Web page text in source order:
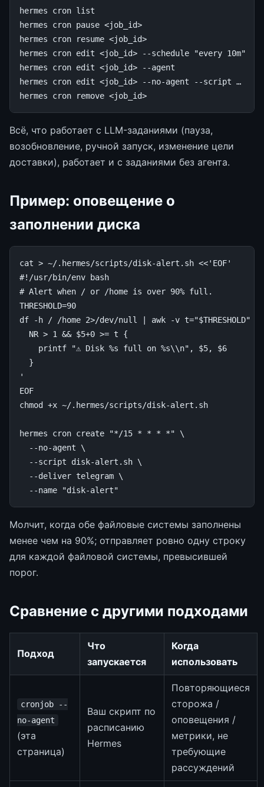
hermes cron list
hermes
cron pause <job_id>
hermes
cron resume <job_id>
hermes
cron edit <job_id> --schedule
"every 10m"
hermes
cron edit <job_id>
--agent
hermes
cron edit <job_id> --no-agent --script …
hermes
cron remove <job_id>
Всё, что работает с LLM-заданиями (пауза,
возобновление, ручной запуск, изменение цели
доставки), работает и с заданиями без агента.
Пример: оповещение о
заполнении диска
cat > ~/.hermes/scripts/disk-alert.sh <<'EOF'
#!/usr/bin/env bash
# Alert when / or /home is over 90% full.
THRESHOLD=90
df -h / /home 2>/dev/null | awk -v t="$THRESHOLD" '
  NR > 1 && $5+0 >= t {
    printf "⚠ Disk %s full on %s\\n", $5, $6
  }
'
EOF
chmod
+x ~/.hermes/scripts/disk-alert.sh
hermes cron create "*/15 * * * *"
\
--no-agent
\
--script
disk-alert.sh \
--deliver telegram \
--name
"disk-alert"
Молчит, когда обе файловые системы заполнены
менее чем на 90%; отправляет ровно одну строку
для каждой файловой системы, превысившей
порог.
Сравнение с другими подходами
Подход
Что
запускается
Когда
использовать
cronjob --
no-agent
(эта
страница)
Ваш скрипт по
расписанию
Hermes
Повторяющиеся
сторожа /
оповещения /
метрики, не
требующие
рассуждений